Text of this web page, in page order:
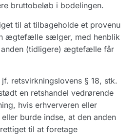
bruttobeløb i bodelingen.
til at tilbageholde et provenu
ægtefælle sælger, med henblik
anden (tidligere) ægtefælle får
retsvirkningslovens § 18, stk.
en retshandel vedrørende
hvis erhververen eller
burde indse, at den anden
til at foretage